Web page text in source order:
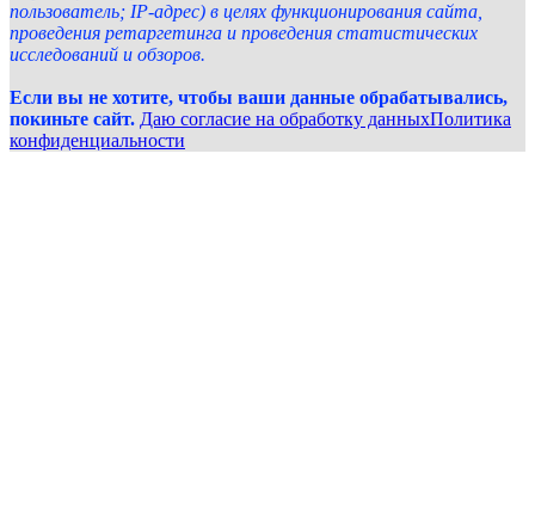
пользователь; IP-адрес) в целях функционирования сайта,
проведения ретаргетинга и проведения статистических
исследований и обзоров.
Если вы не хотите, чтобы ваши данные обрабатывались,
покиньте сайт. Даю согласие на обработку данныхПолитика
конфиденциальности